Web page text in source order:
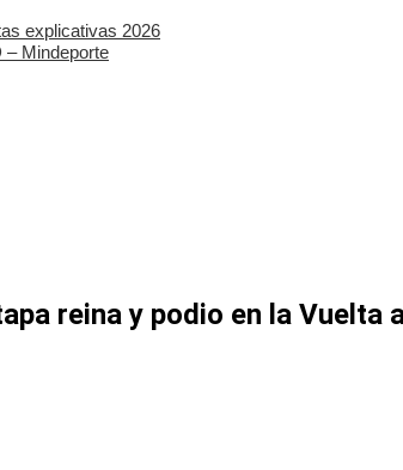
explicativas 2026
– Mindeporte
reina y podio en la Vuelta